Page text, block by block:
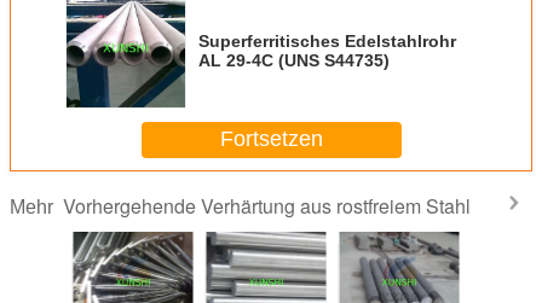
Superferritisches Edelstahlrohr
AL 29-4C (UNS S44735)
Fortsetzen
Mehr Vorhergehende Verhärtung aus rostfreiem Stahl